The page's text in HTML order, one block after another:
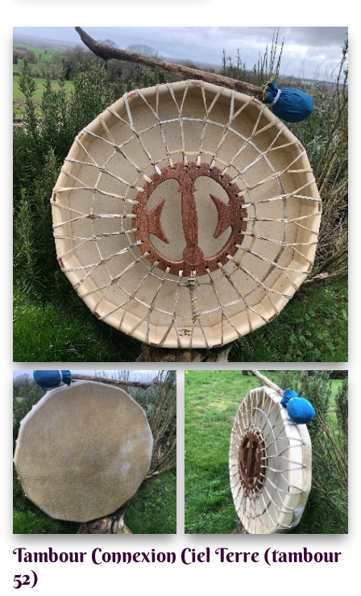
Tambour Connexion Ciel Terre (tambour
52)